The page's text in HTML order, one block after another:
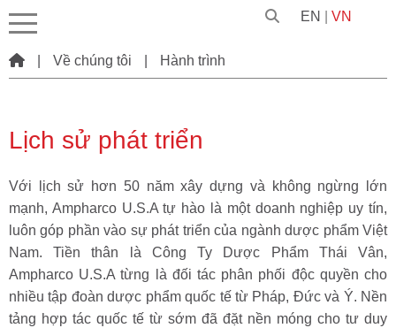
EN VN
Về chúng tôi Hành trình
Lịch sử phát triển
Với lịch sử hơn 50 năm xây dựng và không ngừng lớn
mạnh, Ampharco U.S.A tự hào là một doanh nghiệp uy tín,
luôn góp phần vào sự phát triển của ngành dược phẩm Việt
Nam. Tiền thân là Công Ty Dược Phẩm Thái Vân,
Ampharco U.S.A từng là đối tác phân phối độc quyền cho
nhiều tập đoàn dược phẩm quốc tế từ Pháp, Đức và Ý. Nền
tảng hợp tác quốc tế từ sớm đã đặt nền móng cho tư duy